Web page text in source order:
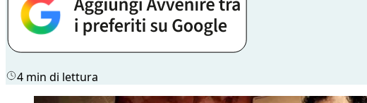
4 min di lettura